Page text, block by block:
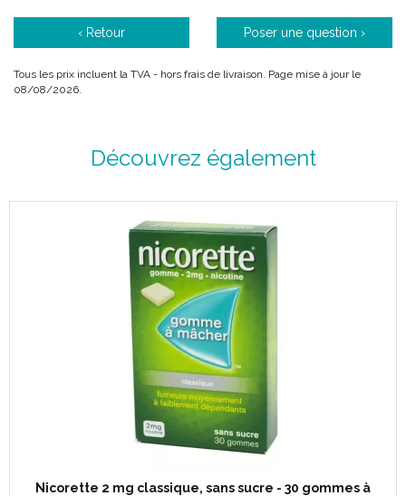
‹ Retour Poser une question ›
Tous les prix incluent la TVA - hors frais de livraison. Page mise à jour le
08/08/2026.
Découvrez également
Nicorette 2 mg classique, sans sucre - 30 gommes à